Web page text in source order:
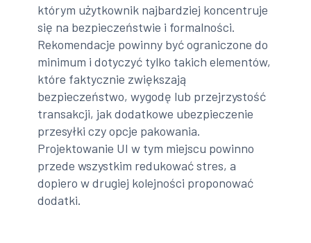
którym użytkownik najbardziej koncentruje
się na bezpieczeństwie i formalności.
Rekomendacje powinny być ograniczone do
minimum i dotyczyć tylko takich elementów,
które faktycznie zwiększają
bezpieczeństwo, wygodę lub przejrzystość
transakcji, jak dodatkowe ubezpieczenie
przesyłki czy opcje pakowania.
Projektowanie UI w tym miejscu powinno
przede wszystkim redukować stres, a
dopiero w drugiej kolejności proponować
dodatki.